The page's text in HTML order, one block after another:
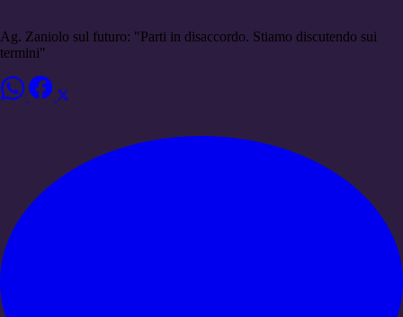
Ag. Zaniolo sul futuro: "Parti in disaccordo. Stiamo discutendo sui
termini"